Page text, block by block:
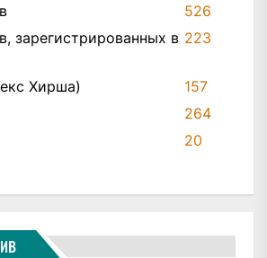
526
зарегистрированных в 223
Хирша)
157
264
20